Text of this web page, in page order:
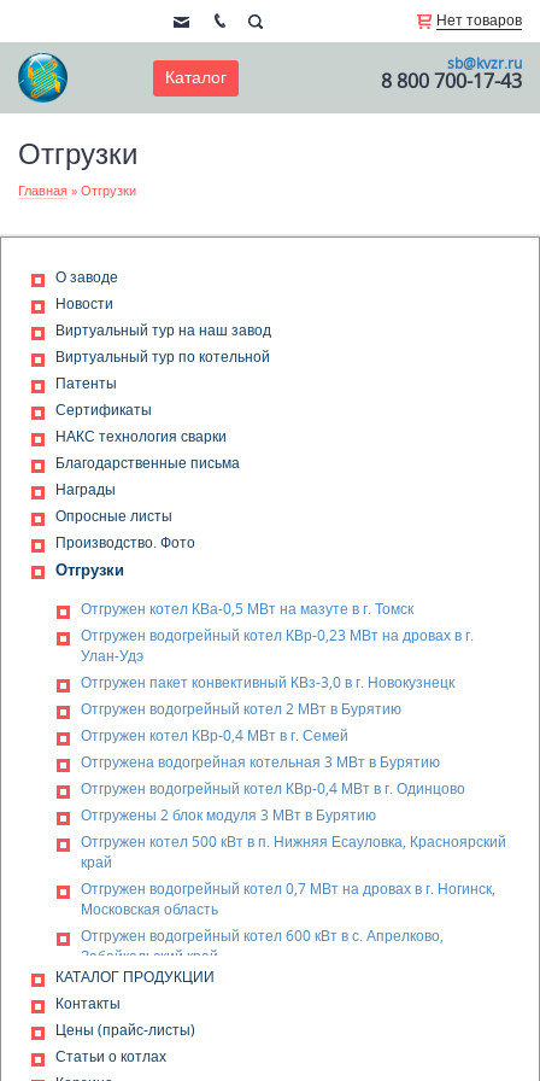
Нет товаров
Каталог
sb@kvzr.ru
8 800 700-17-43
Отгрузки
Главная » Отгрузки
О заводе
Новости
Виртуальный тур на наш завод
Виртуальный тур по котельной
Патенты
Сертификаты
НАКС технология сварки
Благодарственные письма
Награды
Опросные листы
Производство. Фото
Отгрузки
Отгружен котел КВа-0,5 МВт на мазуте в г. Томск
Отгружен водогрейный котел КВр-0,23 МВт на дровах в г.
Улан-Удэ
Отгружен пакет конвективный КВз-3,0 в г. Новокузнецк
Отгружен водогрейный котел 2 МВт в Бурятию
Отгружен котел КВр-0,4 МВт в г. Семей
Отгружена водогрейная котельная 3 МВт в Бурятию
Отгружен водогрейный котел КВр-0,4 МВт в г. Одинцово
Отгружены 2 блок модуля 3 МВт в Бурятию
Отгружен котел 500 кВт в п. Нижняя Есауловка, Красноярский
край
Отгружен водогрейный котел 0,7 МВт на дровах в г. Ногинск,
Московская область
Отгружен водогрейный котел 600 кВт в с. Апрелково,
Забайкальский край
Отгружены 2 золоуловителя ЗУ 0,6 в г. Омск
Отгружены дверки чугунные в г. Новокузнецк
Отгружены 2 водогрейных котла 800 кВт в г. Екатеринбург
Отгружен водогрейный котел КВр-0,58 в г. Красноярск
КАТАЛОГ ПРОДУКЦИИ
Контакты
Цены (прайс-листы)
Статьи о котлах